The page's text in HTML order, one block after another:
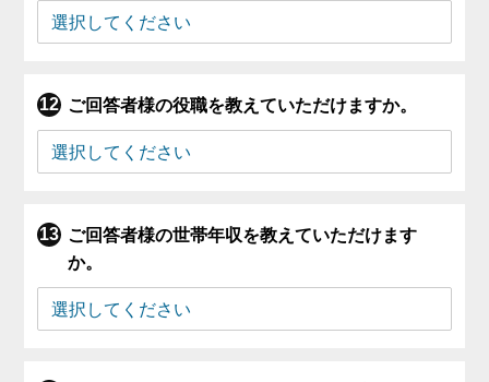
ご回答者様の役職を教えていただけますか。
ご回答者様の世帯年収を教えていただけます
か。